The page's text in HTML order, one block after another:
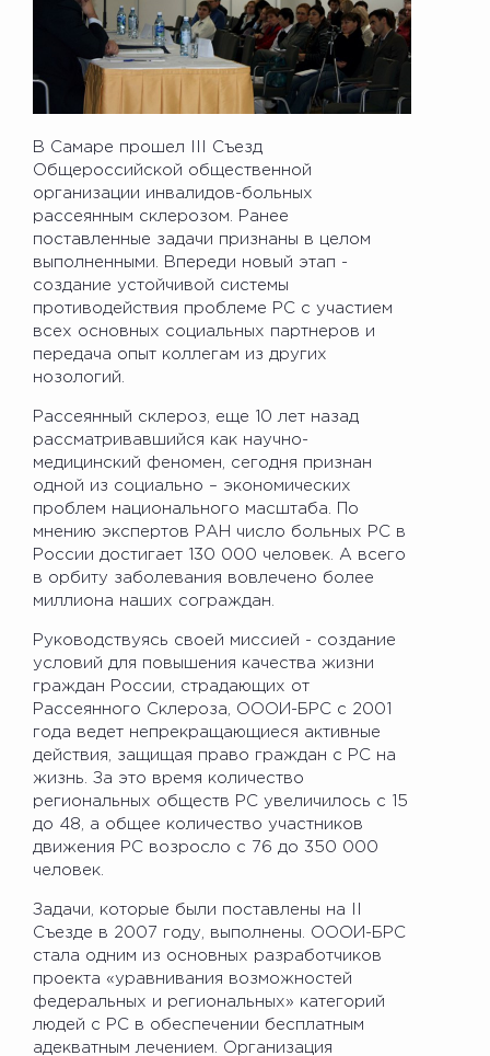
В Самаре прошел III Съезд
Общероссийской общественной
организации инвалидов-больных
рассеянным склерозом. Ранее
поставленные задачи признаны в целом
выполненными. Впереди новый этап -
создание устойчивой системы
противодействия проблеме РС с участием
всех основных социальных партнеров и
передача опыт коллегам из других
нозологий.
Рассеянный склероз, еще 10 лет назад
рассматривавшийся как научно-
медицинский феномен, сегодня признан
одной из социально – экономических
проблем национального масштаба. По
мнению экспертов РАН число больных РС в
России достигает 130 000 человек. А всего
в орбиту заболевания вовлечено более
миллиона наших сограждан.
Руководствуясь своей миссией - создание
условий для повышения качества жизни
граждан России, страдающих от
Рассеянного Склероза, ОООИ-БРС с 2001
года ведет непрекращающиеся активные
действия, защищая право граждан с РС на
жизнь. За это время количество
региональных обществ РС увеличилось с 15
до 48, а общее количество участников
движения РС возросло с 76 до 350 000
человек.
Задачи, которые были поставлены на II
Съезде в 2007 году, выполнены. ОООИ-БРС
стала одним из основных разработчиков
проекта «уравнивания возможностей
федеральных и региональных» категорий
людей с РС в обеспечении бесплатным
адекватным лечением. Организация